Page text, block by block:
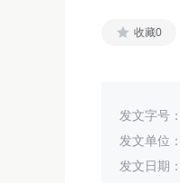
收藏0
发文字号：
发文单位：
发文日期：